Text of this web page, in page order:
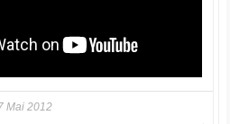
Mai 2012